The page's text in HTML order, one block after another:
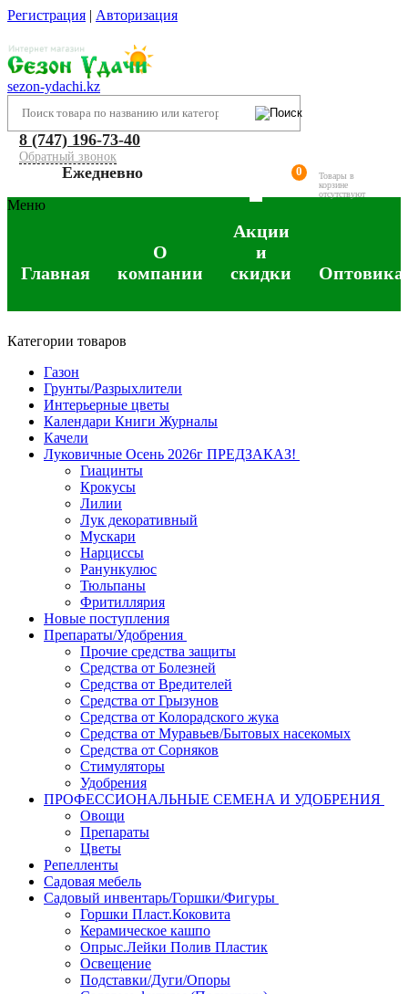
Регистрация | Авторизация
sezon-ydachi.kz
8 (747) 196-73-40
Обратный звонок
Ежедневно 0
Товары в
корзине
отсутствуют
Меню
Главная
О
компании
Акции
и
скидки
Категории товаров
Газон
Грунты/Разрыхлители
Интерьерные цветы
Календари Книги Журналы
Качели
Луковичные Осень 2026г ПРЕДЗАКАЗ!
Гиацинты
Крокусы
Лилии
Лук декоративный
Мускари
Нарциссы
Ранункулюс
Тюльпаны
Фритиллярия
Новые поступления
Препараты/Удобрения
Прочие средства защиты
Средства от Болезней
Средства от Вредителей
Средства от Грызунов
Средства от Колорадского жука
Средства от Муравьев/Бытовых насекомых
Средства от Сорняков
Стимуляторы
Удобрения
ПРОФЕССИОНАЛЬНЫЕ СЕМЕНА И УДОБРЕНИЯ
Овощи
Препараты
Цветы
Репелленты
Садовая мебель
Садовый инвентарь/Горшки/Фигуры
Горшки Пласт.Коковита
Керамическое кашпо
Опрыс.Лейки Полив Пластик
Освещение
Подставки/Дуги/Опоры